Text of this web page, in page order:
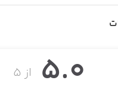
داده و لذت ببرد.
حدس تصاویر , بازی تشخیص
از ۵ 5.0